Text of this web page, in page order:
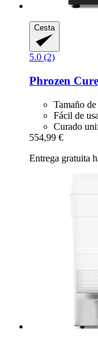
Cesta
5.0 (2)
Phrozen
Tamaño
Fácil de
Curado
554,99 €
Entrega gratuita